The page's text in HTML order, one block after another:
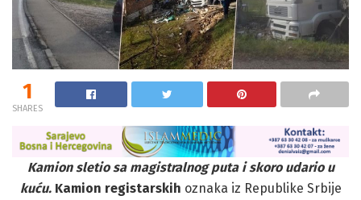
1
SHARES
Kamion sletio sa magistralnog puta i skoro udario u
kuću. Kamion registarskih oznaka iz Republike Srbije